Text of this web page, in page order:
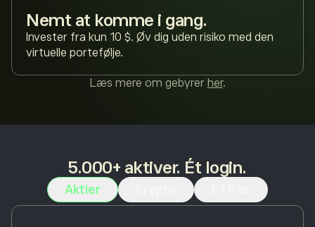
Nemt at komme i gang.
Invester fra kun 10 $. Øv dig uden risiko med den
virtuelle portefølje.
Læs mere om gebyrer her.
5.000+ aktiver. Ét login.
Aktier